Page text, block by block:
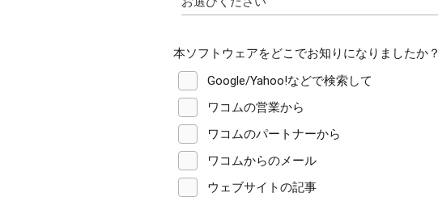
本ソフトウェアをどこでお知りになりましたか？
Google/Yahoo!などで検索して
ワコムの営業から
ワコムのパートナーから
ワコムからのメール
ウェブサイトの記事